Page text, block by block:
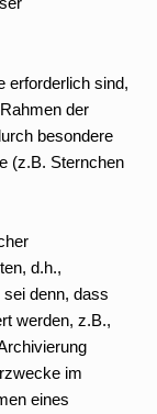
erforderlich sind,
der
besondere
(z.B. Sternchen
d.h.,
denn, dass
werden, z.B.,
im
eines